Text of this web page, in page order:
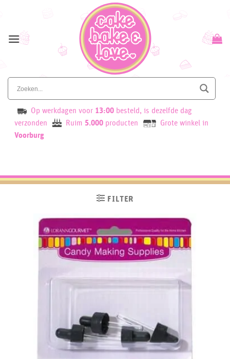
content
Op werkdagen voor 13:00 besteld, is dezelfde dag
verzonden
Ruim 5.000 producten
Grote winkel in
Voorburg
FILTER